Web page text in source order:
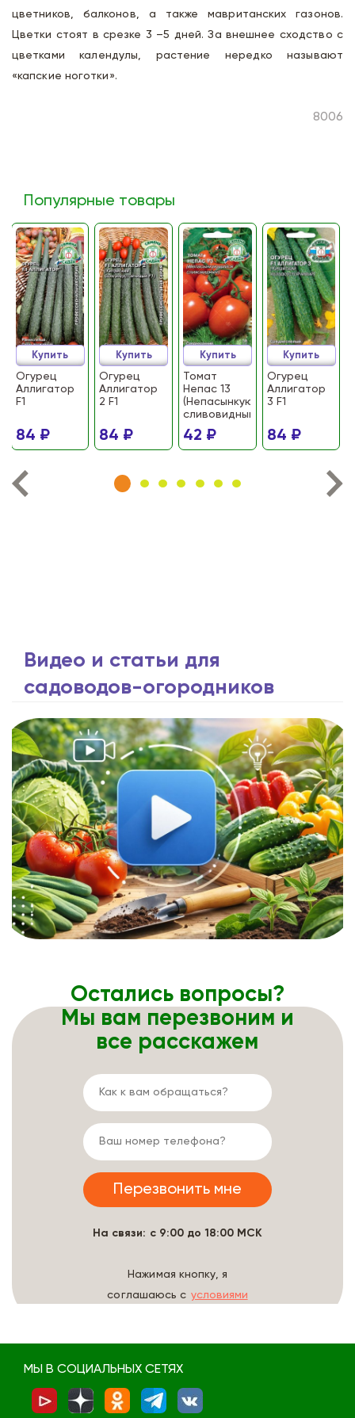
цветников, балконов, а также мавританских газонов.
Цветки стоят в срезке 3 –5 дней. За внешнее сходство с
цветками календулы, растение нередко называют
«капские ноготки».
8006
Популярные товары
Огурец
Аллигатор
F1
84 ₽
Купить
Огурец
Аллигатор
2 F1
84 ₽
Купить
Томат
Непас 13
(Непасынкующийся
сливовидный)
42 ₽
Купить
Огурец
Аллигатор
3 F1
84 ₽
Купить
Видео и статьи для
садоводов-огородников
Остались вопросы?
Мы вам перезвоним и
все расскажем
На связи: с 9:00 до 18:00 МСК
Нажимая кнопку, я
соглашаюсь с условиями
МЫ В СОЦИАЛЬНЫХ СЕТЯХ